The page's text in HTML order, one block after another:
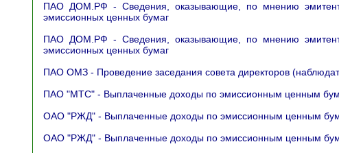
ПАО ДОМ.РФ - Сведения, оказывающие, по мнению
эмиссионных ценных бумаг
ПАО ДОМ.РФ - Сведения, оказывающие, по мнению
эмиссионных ценных бумаг
ПАО ОМЗ - Проведение заседания совета директоров
ПАО "МТС" - Выплаченные доходы по эмиссионным ценным
ОАО "РЖД" - Выплаченные доходы по эмиссионным ценным
ОАО "РЖД" - Выплаченные доходы по эмиссионным ценным